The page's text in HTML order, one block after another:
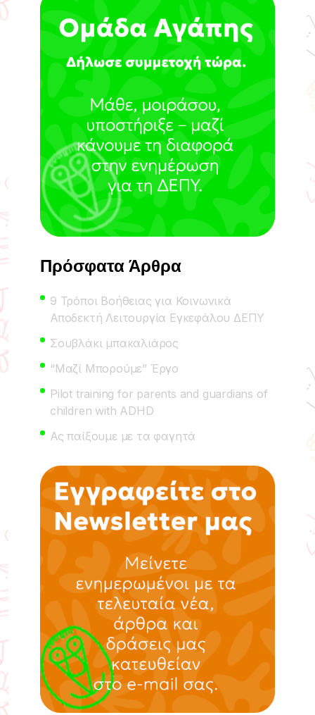
Πρόσφατα Άρθρα
9 Τρόποι Βοήθειας για Κοινωνικά
Αποδεκτή Λειτουργία Εγκεφάλου ΔΕΠΥ
Σουβλάκι μπακαλιάρος
“Μαζί Μπορούμε” Έργο
Pilot training for parents and guardians of
children with ADHD
Ας παίξουμε με τα φαγητά